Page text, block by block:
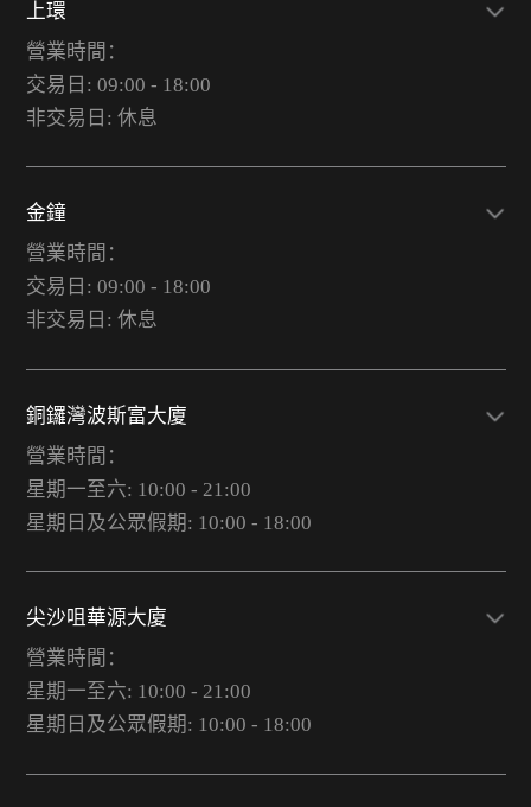
上環
營業時間：
交易日: 09:00 - 18:00
非交易日: 休息
金鐘
營業時間：
交易日: 09:00 - 18:00
非交易日: 休息
銅鑼灣波斯富大廈
營業時間：
星期一至六: 10:00 - 21:00
星期日及公眾假期: 10:00 - 18:00
尖沙咀華源大廈
營業時間：
星期一至六: 10:00 - 21:00
星期日及公眾假期: 10:00 - 18:00